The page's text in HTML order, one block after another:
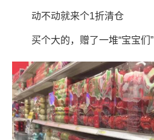
动不动就来个1折清仓
买个大的，赠了一堆“宝宝们”